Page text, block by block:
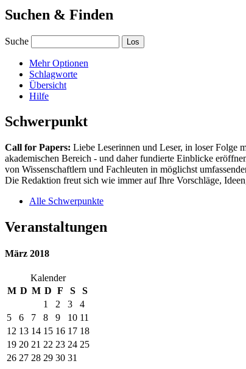
Suchen & Finden
Suche
Mehr Optionen
Schlagworte
Übersicht
Hilfe
Schwerpunkt
Call for Papers: Liebe Leserinnen und Leser, in loser Folge
akademischen Bereich - und daher fundierte Einblicke
von Wissenschaftlern und Fachleuten in möglichst
Die Redaktion freut sich wie immer auf Ihre Vorschläge,
Alle Schwerpunkte
Veranstaltungen
März 2018
Kalender
M D M D F S
S
1
2 3
4
5
6 7 8 9 10 11
12 13 14 15 16 17 18
19 20 21 22 23 24 25
26 27 28 29 30 31